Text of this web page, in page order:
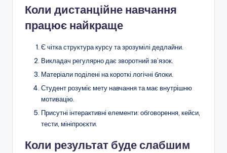
Коли дистанційне навчання
працює найкраще
Є чітка структура курсу та зрозумілі дедлайни.
Викладач регулярно дає зворотний зв’язок.
Матеріали поділені на короткі логічні блоки.
Студент розуміє мету навчання та має внутрішню
мотивацію.
Присутні інтерактивні елементи: обговорення, кейси,
тести, мініпроєкти.
Коли результат буде слабшим